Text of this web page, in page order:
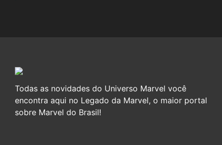
Todas as novidades do Universo Marvel você
encontra aqui no Legado da Marvel, o maior portal
sobre Marvel do Brasil!